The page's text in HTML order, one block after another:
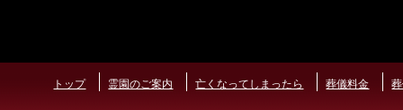
トップ 霊園のご案内 亡くなってしまったら 葬儀料金